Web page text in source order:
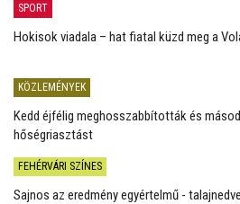
SPORT
Hokisok viadala – hat fiatal küzd meg a
KÖZLEMÉNYEK
Kedd éjfélig meghosszabbították és
hőségriasztást
FEHÉRVÁRI SZÍNES
Sajnos az eredmény egyértelmű -